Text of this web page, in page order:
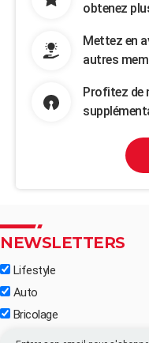
obtenez
Mettez en
autres
Profitez de
NEWSLETTERS
Lifestyle
Auto
Bricolage